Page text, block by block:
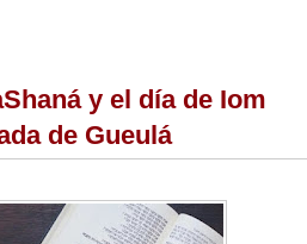
y el día de Iom
de Gueulá